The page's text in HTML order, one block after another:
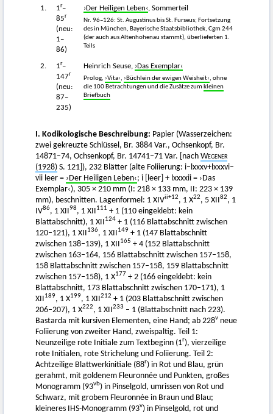
1. 1r–
85r
(neu:
1–
86)
›Der Heiligen Leben‹, Sommerteil
Nr. 96–126: St. Augustinus bis St. Furseus; Fortsetzung
des in München, Bayerische Staatsbibliothek, Cgm 244
(der auch aus Altenhohenau stammt), überlieferten 1.
Teils
2. 1r–
147r
(neu:
87–
235)
Heinrich Seuse, ›Das Exemplar‹
Prolog, ›Vita‹, ›Büchlein der ewigen Weisheit‹, ohne
die 100 Betrachtungen und die Zusätze zum kleinen
Briefbuch
I. Kodikologische Beschreibung: Papier (Wasserzeichen:
zwei gekreuzte Schlüssel, Br. 3884 Var., Ochsenkopf, Br.
14871–74, Ochsenkopf, Br. 14741–71 Var. [nach Wegener
(1928) S. 121]), 232 Blätter (alte Foliierung: i–lxxxv+lxxxvi–
vii leer = ›Der Heiligen Leben‹; i [leer] + lxxxxii = ›Das
Exemplar‹), 305 × 210 mm (I: 218 × 133 mm, II: 223 × 139
mm), beschnitten. Lagenformel: 1 XIVii+12, 1 X22, 5 XII82, 1
IV86, 1 XII98, 1 XII111 + 1 (110 eingeklebt: kein
Blattabschnitt), 1 XII124 + 1 (116 Blattabschnitt zwischen
120–121), 1 XII136, 1 XII149 + 1 (147 Blattabschnitt
zwischen 138–139), 1 XII165 + 4 (152 Blattabschnitt
zwischen 163–164, 156 Blattabschnitt zwischen 157–158,
158 Blattabschnitt zwischen 157–158, 159 Blattabschnitt
zwischen 157–158), 1 X177 + 2 (166 eingeklebt: kein
Blattabschnitt, 173 Blattabschnitt zwischen 170–171), 1
XII189, 1 X199, 1 XII212 + 1 (203 Blattabschnitt zwischen
206–207), 1 X222, 1 XII233 – 1 (Blattabschnitt nach 223).
Bastarda mit kursiven Elementen, eine Hand; ab 228v neue
Foliierung von zweiter Hand, zweispaltig. Teil 1:
Neunzeilige rote Initiale zum Textbeginn (1r), vierzeilige
rote Initialen, rote Strichelung und Foliierung. Teil 2:
Achtzeilige Blattwerkinitiale (88r) in Rot und Blau, grün
gerahmt, mit goldenem Fleuronnée und Punkten, großes
Monogramm (93vb) in Pinselgold, umrissen von Rot und
Schwarz, mit grobem Fleuronnée in Braun und Blau;
kleineres IHS-Monogramm (93v) in Pinselgold, rot und